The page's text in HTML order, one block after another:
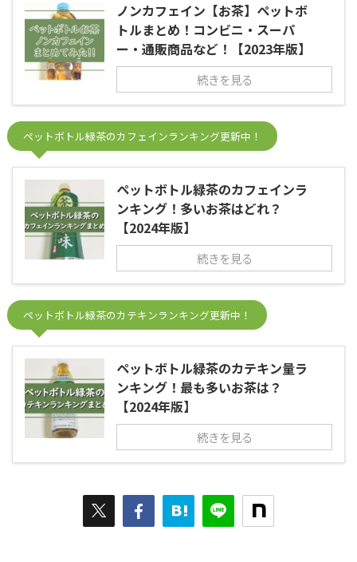
ノンカフェイン【お茶】ペットボ
トルまとめ！コンビニ・スーパ
ー・通販商品など！【2023年版】
続きを見る
ペットボトル緑茶のカフェインランキング更新中！
ペットボトル緑茶のカフェインラ
ンキング！多いお茶はどれ？
【2024年版】
続きを見る
ペットボトル緑茶のカテキンランキング更新中！
ペットボトル緑茶のカテキン量ラ
ンキング！最も多いお茶は？
【2024年版】
続きを見る